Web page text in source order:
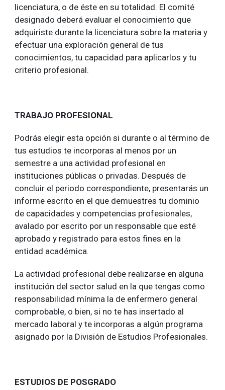
licenciatura, o de éste en su totalidad. El comité
designado deberá evaluar el conocimiento que
adquiriste durante la licenciatura sobre la materia y
efectuar una exploración general de tus
conocimientos, tu capacidad para aplicarlos y tu
criterio profesional.
TRABAJO PROFESIONAL
Podrás elegir esta opción si durante o al término de
tus estudios te incorporas al menos por un
semestre a una actividad profesional en
instituciones públicas o privadas. Después de
concluir el periodo correspondiente, presentarás un
informe escrito en el que demuestres tu dominio
de capacidades y competencias profesionales,
avalado por escrito por un responsable que esté
aprobado y registrado para estos fines en la
entidad académica.
La actividad profesional debe realizarse en alguna
institución del sector salud en la que tengas como
responsabilidad mínima la de enfermero general
comprobable, o bien, si no te has insertado al
mercado laboral y te incorporas a algún programa
asignado por la División de Estudios Profesionales.
ESTUDIOS DE POSGRADO